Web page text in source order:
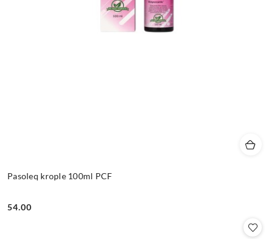
Pasoleq krople 100ml PCF
Cena:
54.00